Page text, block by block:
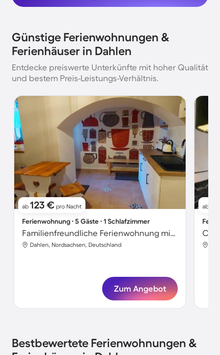
Günstige Ferienwohnungen &
Ferienhäuser in Dahlen
Entdecke preiswerte Unterkünfte mit hoher Qualität
und bestem Preis-Leistungs-Verhältnis.
ab 123 € pro Nacht
Ferienwohnung ∙ 5 Gäste ∙ 1 Schlafzimmer
Familienfreundliche Ferienwohnung mit Grill
Dahlen, Nordsachsen, Deutschland
Zum Angebot
ab
Bestbewertete Ferienwohnungen &